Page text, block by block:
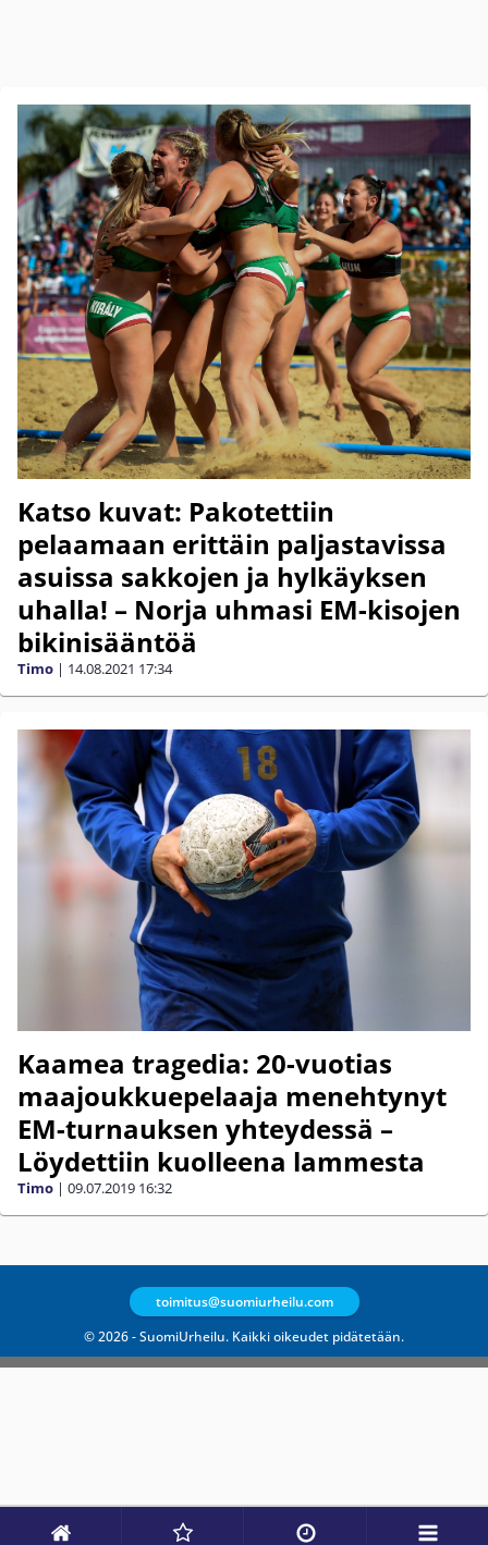
Katso kuvat: Pakotettiin
pelaamaan erittäin paljastavissa
asuissa sakkojen ja hylkäyksen
uhalla! – Norja uhmasi EM-kisojen
bikinisääntöä
Timo | 14.08.2021 17:34
Kaamea tragedia: 20-vuotias
maajoukkuepelaaja menehtynyt
EM-turnauksen yhteydessä –
Löydettiin kuolleena lammesta
Timo | 09.07.2019 16:32
© 2026 - SuomiUrheilu. Kaikki oikeudet pidätetään.
toimitus@suomiurheilu.com